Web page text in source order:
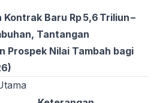
Baru Rp 5,6 Triliun –
Tantangan
Prospek Nilai Tambah bagi